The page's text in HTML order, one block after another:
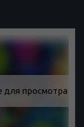
для просмотра